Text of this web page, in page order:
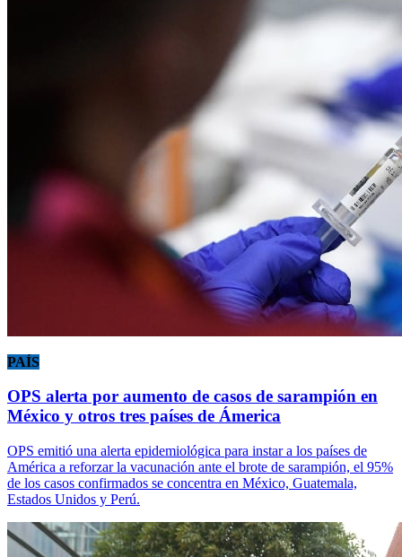
PAÍS
OPS alerta por aumento de casos de sarampión en
México y otros tres países de Ámerica
OPS emitió una alerta epidemiológica para instar a los países de
América a reforzar la vacunación ante el brote de sarampión, el 95%
de los casos confirmados se concentra en México, Guatemala,
Estados Unidos y Perú.